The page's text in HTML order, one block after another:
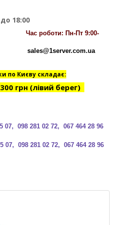
18:00
23 Час роботи: Пн-Пт 9:00-
00 sales@1server.com.ua
по Києву складає:
грн (лівий берег)
07, 098 281 02 72, 067 464 28 96
07, 098 281 02 72, 067 464 28 96